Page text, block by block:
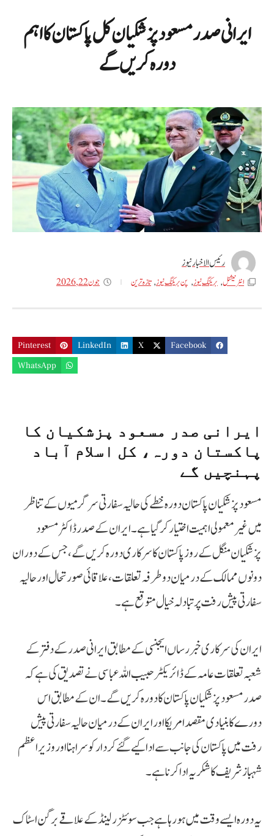
ایرانی صدر مسعود پزشکیان کل پاکستان کا اہم
دورہ کریں گے
رئیس الاخبار نیوز
انٹر نیشنل, بریکنگ نیوز, پن بریکنگ نیوز,تازه ترین جون 22, 2026
Facebook
X
LinkedIn
Pinterest
WhatsApp
ایرانی صدر مسعود پزشکیان کا
پاکستان دورہ، کل اسلام آباد
پہنچیں گے
مسعود پزشکیان پاکستان دورہ خطے کی حالیہ سفارتی سرگرمیوں کے تناظر
میں غیر معمولی اہمیت اختیار کر گیا ہے۔ ایران کے صدر ڈاکٹر مسعود
پزشکیان منگل کے روز پاکستان کا سرکاری دورہ کریں گے، جس کے دوران
دونوں ممالک کے درمیان دوطرفہ تعلقات، علاقائی صورتحال اور حالیہ
سفارتی پیش رفت پر تبادلہ خیال متوقع ہے۔
ایران کی سرکاری خبر رساں ایجنسی کے مطابق ایرانی صدر کے دفتر کے
شعبہ تعلقات عامہ کے ڈائریکٹر حبیب اللہ عباسی نے تصدیق کی ہے کہ
صدر مسعود پزشکیان پاکستان کا دورہ کریں گے۔ ان کے مطابق اس
دورے کا بنیادی مقصد امریکا اور ایران کے درمیان حالیہ سفارتی پیش
رفت میں پاکستان کی جانب سے ادا کیے گئے کردار کو سراہنا اور وزیراعظم
شہباز شریف کا شکریہ ادا کرنا ہے۔
یہ دورہ ایسے وقت میں ہو رہا ہے جب سوئٹزرلینڈ کے علاقے برگن اسٹاک